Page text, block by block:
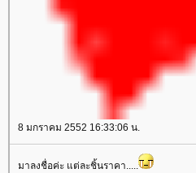
8 มกราคม 2552 16:33:06 น.
มาลงชื่อค่ะ แต่ละชิ้นราคา.....